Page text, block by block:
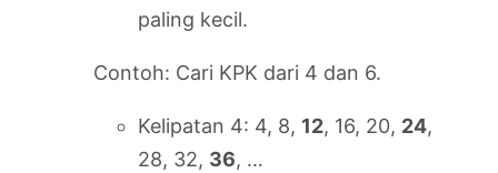
paling kecil.
Contoh: Cari KPK dari 4 dan 6.
Kelipatan 4: 4, 8, 12, 16, 20, 24,
28, 32, 36, …